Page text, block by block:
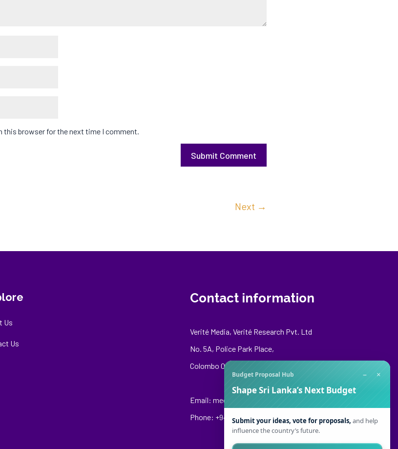
this browser for the next time I comment.
Submit Comment
Next →
Us
Us
Contact information
Verité Media, Verité Research Pvt. Ltd
No. 5A, Police Park Place,
Colombo 00500
Email: media@veriteresearch.org
Phone: +94 76 148 8544
Budget Proposal Hub − ×
Shape Sri Lanka’s Next Budget
Submit your ideas, vote for proposals, and help
influence the country’s future.